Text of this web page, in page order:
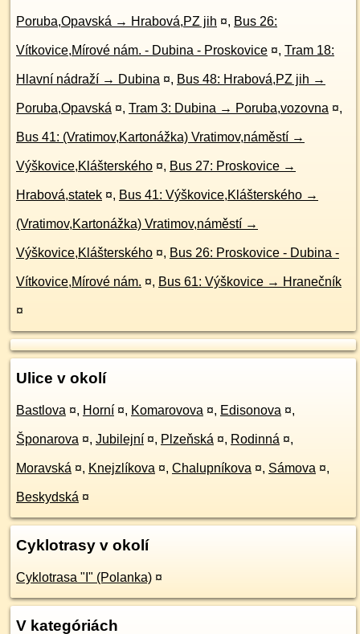
Poruba,Opavská → Hrabová,PZ jih ¤, Bus 26:
Vítkovice,Mírové nám. - Dubina - Proskovice ¤, Tram 18:
Hlavní nádraží → Dubina ¤, Bus 48: Hrabová,PZ jih →
Poruba,Opavská ¤, Tram 3: Dubina → Poruba,vozovna ¤,
Bus 41: (Vratimov,Kartonážka) Vratimov,náměstí →
Výškovice,Klášterského ¤, Bus 27: Proskovice →
Hrabová,statek ¤, Bus 41: Výškovice,Klášterského →
(Vratimov,Kartonážka) Vratimov,náměstí →
Výškovice,Klášterského ¤, Bus 26: Proskovice - Dubina -
Vítkovice,Mírové nám. ¤, Bus 61: Výškovice → Hranečník
¤
Ulice v okolí
Bastlova ¤, Horní ¤, Komarovova ¤, Edisonova ¤,
Šponarova ¤, Jubilejní ¤, Plzeňská ¤, Rodinná ¤,
Moravská ¤, Knejzlíkova ¤, Chalupníkova ¤, Sámova ¤,
Beskydská ¤
Cyklotrasy v okolí
Cyklotrasa "I" (Polanka) ¤
V kategóriách